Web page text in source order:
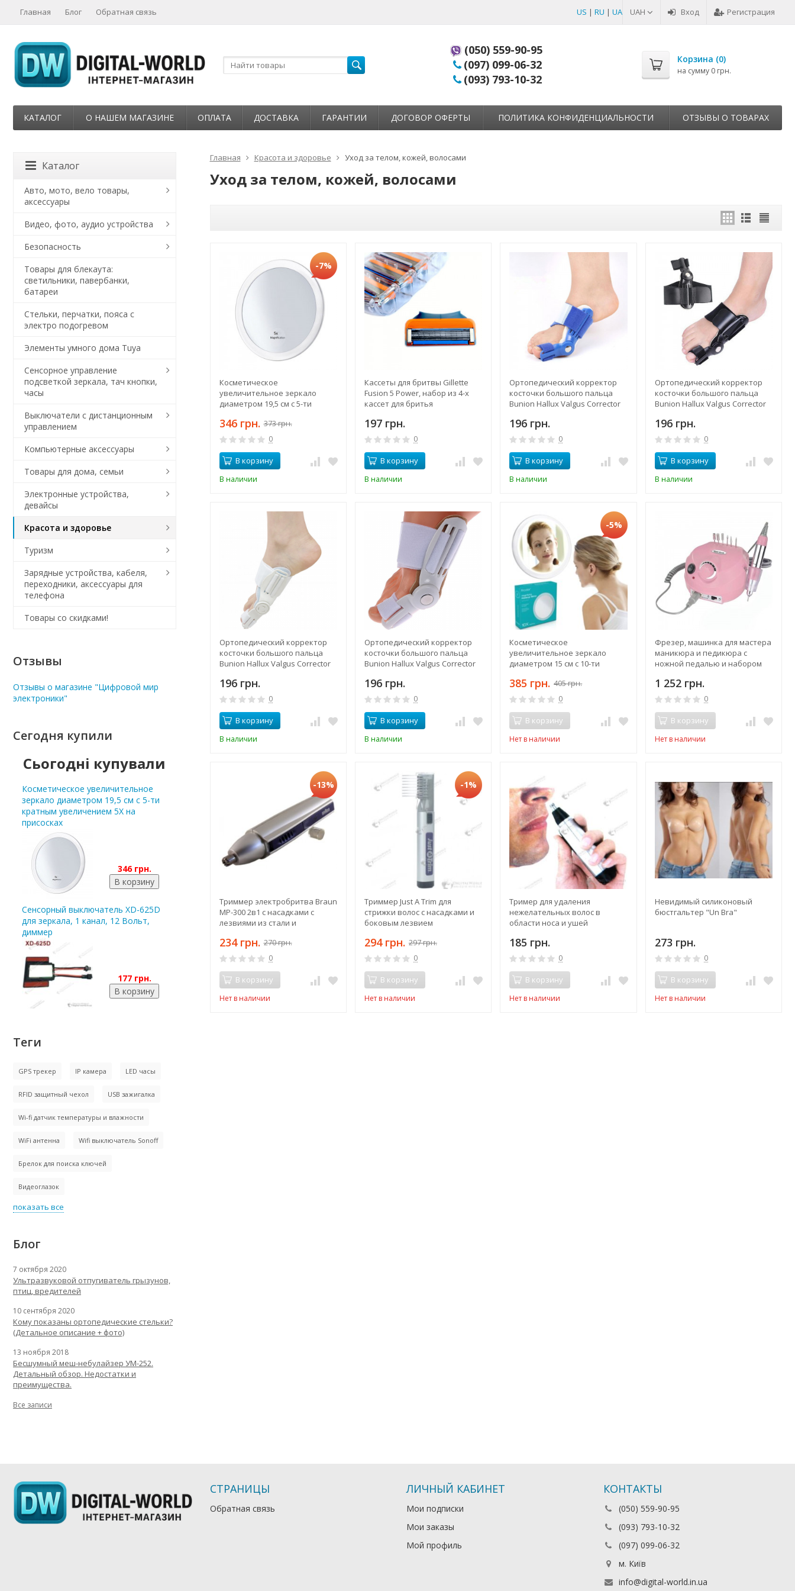
US | RU | UA UAH Вход Регистрация
Главная Блог Обратная связь
(050) 559-90-95
(097) 099-06-32
(093) 793-10-32
Корзина (0)
на сумму 0 грн.
КАТАЛОГ О НАШЕМ МАГАЗИНЕ ОПЛАТА ДОСТАВКА ГАРАНТИИ ДОГОВОР ОФЕРТЫ ПОЛИТИКА КОНФИДЕНЦИАЛЬНОСТИ ОТЗЫВЫ О ТОВАРАХ
Главная Красота и здоровье Уход за телом, кожей, волосами
Уход за телом, кожей, волосами
-7%
Косметическое
увеличительное зеркало
диаметром 19,5 см с 5-ти
присосках
346 грн. 373 грн.
0
В корзину
В наличии
Кассеты для бритвы Gillette
Fusion 5 Power, набор из 4-х
кассет для бритья
197 грн.
0
В корзину
В наличии
Ортопедический корректор
косточки большого пальца
Bunion Hallux Valgus Corrector
196 грн.
0
В корзину
В наличии
Ортопедический корректор
косточки большого пальца
Bunion Hallux Valgus Corrector
196 грн.
0
В корзину
В наличии
Ортопедический корректор
косточки большого пальца
Bunion Hallux Valgus Corrector
196 грн.
0
В корзину
В наличии
Ортопедический корректор
косточки большого пальца
Bunion Hallux Valgus Corrector
196 грн.
0
В корзину
В наличии
-5%
Косметическое
увеличительное зеркало
диаметром 15 см с 10-ти
присосках
385 грн. 405 грн.
0
В корзину
Нет в наличии
Фрезер, машинка для мастера
маникюра и педикюра с
ножной педалью и набором
1 252 грн.
0
В корзину
Нет в наличии
-13%
Триммер электробритва Braun
MP-300 2в1 с насадками с
лезвиями из стали и
234 грн. 270 грн.
0
В корзину
Нет в наличии
-1%
Триммер Just A Trim для
стрижки волос с насадками и
боковым лезвием
294 грн. 297 грн.
0
В корзину
Нет в наличии
Тример для удаления
нежелательных волос в
области носа и ушей
185 грн.
0
В корзину
Нет в наличии
Невидимый силиконовый
бюстгальтер "Un Bra"
273 грн.
0
В корзину
Нет в наличии
Каталог
Авто, мото, вело товары,
аксессуары
Видео, фото, аудио устройства
Безопасность
Товары для блекаута:
светильники, павербанки,
батареи
Стельки, перчатки, пояса с
электро подогревом
Элементы умного дома Tuya
Сенсорное управление
подсветкой зеркала, тач кнопки,
часы
Выключатели с дистанционным
управлением
Компьютерные аксессуары
Товары для дома, семьи
Электронные устройства,
девайсы
Красота и здоровье
Туризм
Зарядные устройства, кабеля,
переходники, аксессуары для
телефона
Товары со скидками!
Отзывы
Отзывы о магазине "Цифровой мир
электроники"
Сегодня купили
Сьогодні купували
Косметическое увеличительное
зеркало диаметром 19,5 см с 5-ти
кратным увеличением 5X на
присосках
346 грн.
Сенсорный выключатель XD-625D
для зеркала, 1 канал, 12 Вольт,
диммер
177 грн.
Теги
GPS трекер IP камера LED часы
RFID защитный чехол USB зажигалка
Wi-fi датчик температуры и влажности
WiFi антенна Wifi выключатель Sonoff
Брелок для поиска ключей
Видеоглазок
показать все
Блог
7 октября 2020
Ультразвуковой отпугиватель грызунов,
птиц, вредителей
10 сентября 2020
Кому показаны ортопедические стельки?
(Детальное описание + фото)
13 ноября 2018
Бесшумный меш-небулайзер УМ-252.
Детальный обзор. Недостатки и
преимущества.
Все записи
СТРАНИЦЫ
Обратная связь
ЛИЧНЫЙ КАБИНЕТ
Мои подписки
Мои заказы
Мой профиль
КОНТАКТЫ
(050) 559-90-95
(093) 793-10-32
(097) 099-06-32
м. Київ
info@digital-world.in.ua